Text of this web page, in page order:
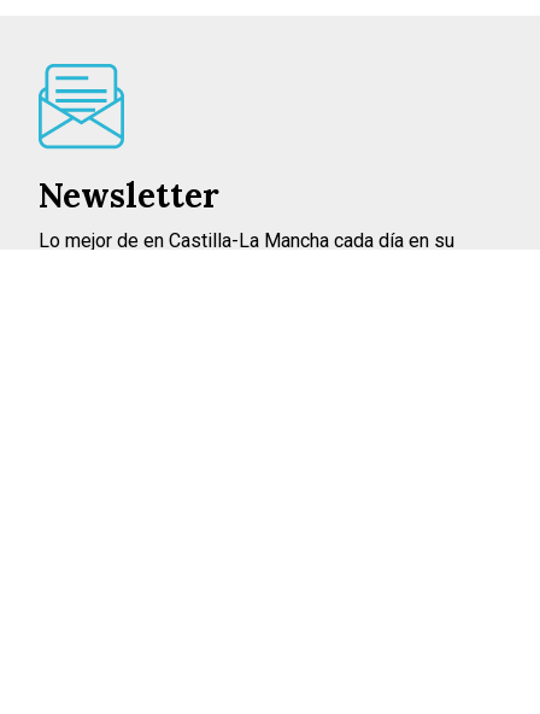
Newsletter
Lo mejor de en Castilla-La Mancha cada día en su